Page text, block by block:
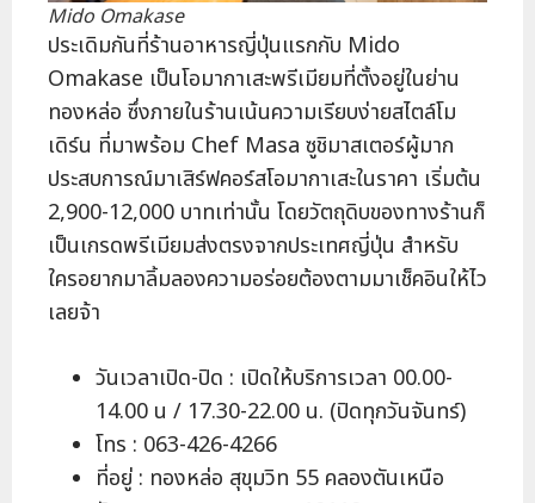
Mido Omakase
ประเดิมกันที่ร้านอาหารญี่ปุ่นแรกกับ Mido
Omakase เป็นโอมากาเสะพรีเมียมที่ตั้งอยู่ในย่าน
ทองหล่อ ซึ่งภายในร้านเน้นความเรียบง่ายสไตล์โม
เดิร์น ที่มาพร้อม Chef Masa ซูชิมาสเตอร์ผู้มาก
ประสบการณ์มาเสิร์ฟคอร์สโอมากาเสะในราคา เริ่มต้น
2,900-12,000 บาทเท่านั้น โดยวัตถุดิบของทางร้านก็
เป็นเกรดพรีเมียมส่งตรงจากประเทศญี่ปุ่น สำหรับ
ใครอยากมาลิ้มลองความอร่อยต้องตามมาเช็คอินให้ไว
เลยจ้า
วันเวลาเปิด-ปิด : เปิดให้บริการเวลา 00.00-
14.00 น / 17.30-22.00 น. (ปิดทุกวันจันทร์)
โทร : 063-426-4266
ที่อยู่ : ทองหล่อ สุขุมวิท 55 คลองตันเหนือ